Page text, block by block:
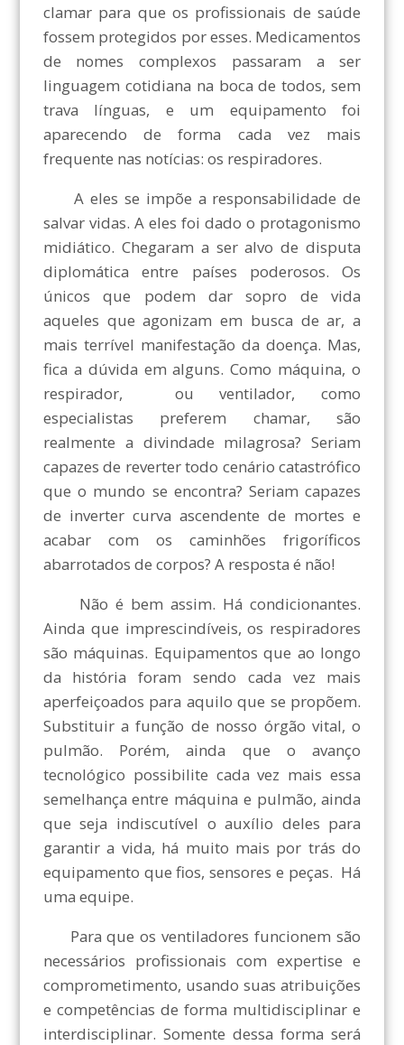
clamar para que os profissionais de saúde
fossem protegidos por esses. Medicamentos
de nomes complexos passaram a ser
linguagem cotidiana na boca de todos, sem
trava línguas, e um equipamento foi
aparecendo de forma cada vez mais
frequente nas notícias: os respiradores.
A eles se impõe a responsabilidade de
salvar vidas. A eles foi dado o protagonismo
midiático. Chegaram a ser alvo de disputa
diplomática entre países poderosos. Os
únicos que podem dar sopro de vida
aqueles que agonizam em busca de ar, a
mais terrível manifestação da doença. Mas,
fica a dúvida em alguns. Como máquina, o
respirador, ou ventilador, como
especialistas preferem chamar, são
realmente a divindade milagrosa? Seriam
capazes de reverter todo cenário catastrófico
que o mundo se encontra? Seriam capazes
de inverter curva ascendente de mortes e
acabar com os caminhões frigoríficos
abarrotados de corpos? A resposta é não!
Não é bem assim. Há condicionantes.
Ainda que imprescindíveis, os respiradores
são máquinas. Equipamentos que ao longo
da história foram sendo cada vez mais
aperfeiçoados para aquilo que se propõem.
Substituir a função de nosso órgão vital, o
pulmão. Porém, ainda que o avanço
tecnológico possibilite cada vez mais essa
semelhança entre máquina e pulmão, ainda
que seja indiscutível o auxílio deles para
garantir a vida, há muito mais por trás do
equipamento que fios, sensores e peças. Há
uma equipe.
Para que os ventiladores funcionem são
necessários profissionais com expertise e
comprometimento, usando suas atribuições
e competências de forma multidisciplinar e
interdisciplinar. Somente dessa forma será